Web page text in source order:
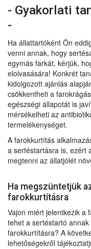
- Gyakorlati
-
Ha állattartóként Ön
venni annak, hogy
egymás farkát, kérjük,
elolvasására! Konkrét
kidolgozott ajánlás
csökkentheti a
egészségi állapotát is
mérsékelheti az
termelékenységet.
A farokkurtítás
a sertéstartásra is, ezért
megtenni az állatjólét
Ha megszüntetjük
farokkurtításra
Vajon miért jelentkezik a
tehet a sertéstartó
farokkurtításra? A
lehetőségekről